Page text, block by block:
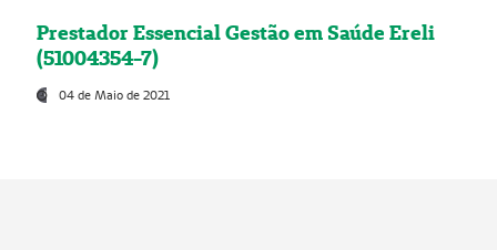
Prestador Essencial Gestão em Saúde Ereli
(51004354-7)
04 de Maio de 2021